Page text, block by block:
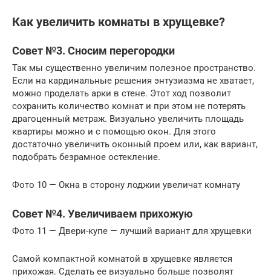
Как увеличить комнаты в хрущевке?
Совет №3. Сносим перегородки
Так мы существенно увеличим полезное пространство.
Если на кардинальные решения энтузиазма не хватает,
можно проделать арки в стене. Этот ход позволит
сохранить количество комнат и при этом не потерять
драгоценный метраж. Визуально увеличить площадь
квартиры можно и с помощью окон. Для этого
достаточно увеличить оконный проем или, как вариант,
подобрать безрамное остекление.
Фото 10 — Окна в сторону лоджии увеличат комнату
Совет №4. Увеличиваем прихожую
Фото 11 — Двери-купе — лучший вариант для хрущевки
Самой компактной комнатой в хрущевке является
прихожая. Сделать ее визуально больше позволят